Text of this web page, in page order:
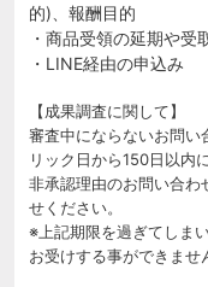
的)、報酬目的
・商品受領の延期や受
・LINE経由の申込み
【成果調査に関して】
審査中にならないお問
リック日から150日以内
非承認理由のお問い合
せください。
※上記期限を過ぎてしま
お受けする事ができませ